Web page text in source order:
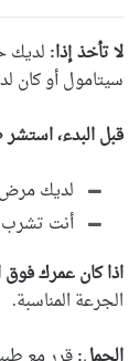
لا تأخذ إذا: لديك
سيتامول أو كان
قبل البدء،
لديك مرض
أنت
اذا كان عمرك فوق ال
الجرعة المناسبة.